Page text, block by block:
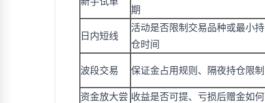
期
日内短线
活动是否限制交易品种或最小持
仓时间
波段交易 保证金占用规则、隔夜持仓限制
资金放大尝 收益是否可提、亏损后赠金如何